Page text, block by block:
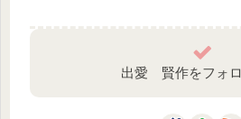
出愛 賢作をフォ